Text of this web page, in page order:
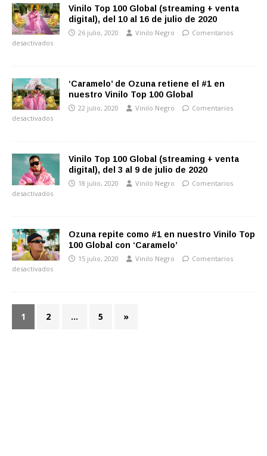
Vinilo Top 100 Global (streaming + venta
digital), del 10 al 16 de julio de 2020
26 julio, 2020 Vinilo Negro
Comentarios
desactivados
‘Caramelo’ de Ozuna retiene el #1 en
nuestro Vinilo Top 100 Global
22 julio, 2020 Vinilo Negro
Comentarios
desactivados
Vinilo Top 100 Global (streaming + venta
digital), del 3 al 9 de julio de 2020
18 julio, 2020 Vinilo Negro
Comentarios
desactivados
Ozuna repite como #1 en nuestro Vinilo Top
100 Global con ‘Caramelo’
15 julio, 2020 Vinilo Negro
Comentarios
desactivados
1 2 … 5 »